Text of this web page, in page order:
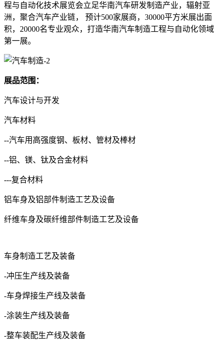
程与自动化技术展览会立足华南汽车研发制造产业，辐射亚
洲，聚合汽车产业链， 预计500家展商，30000平方米展出面
积，20000名专业观众，打造华南汽车制造工程与自动化领域
第一展。
展品范围：
汽车设计与开发
汽车材料
--汽车用高强度钢、板材、管材及棒材
--铝、镁、钛及合金材料
---复合材料
铝车身及铝部件制造工艺及设备
纤维车身及碳纤维部件制造工艺及设备
车身制造工艺及装备
-冲压生产线及装备
-车身焊接生产线及装备
-涂装生产线及装备
-整车装配生产线及装备